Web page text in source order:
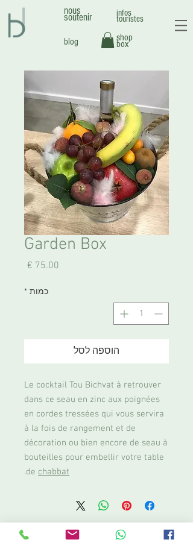
nous
soutenir infos
touristes
blog shop
box
Garden Box
כמות *
הוספה לסל
Le cocktail Tou Bichvat à retrouver
dans ce seau en zinc aux poignées
en cordes tressées qui vous servira
à la fois de rangement et de
décoration ou bien encore de seau à
bouteilles pour embellir votre table
de chabbat
.